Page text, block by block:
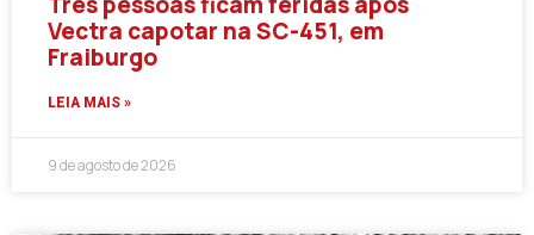
Vectra capotar na SC-451, em
Fraiburgo
LEIA MAIS »
9 de agosto de 2026